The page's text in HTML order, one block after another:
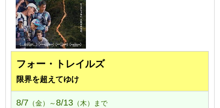
フォー・トレイルズ
限界を超えてゆけ
8/7 （金）～8/13 （木）まで